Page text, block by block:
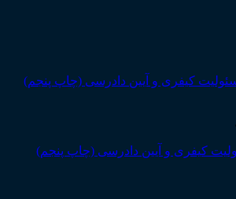
کیفری و آیین دادرسی (چاپ پنجم)